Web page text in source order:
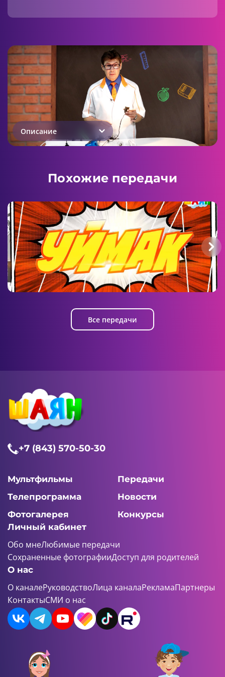
Описание
Похожие передачи
Все передачи
+7 (843) 570-50-30
Мультфильмы
Передачи
Телепрограмма
Новости
Фотогалерея
Конкурсы
Личный кабинет
Обо мнеЛюбимые передачи
Сохраненные фотографииДоступ для родителей
О нас
О каналеРуководствоЛица каналаРекламаПартнеры
КонтактыСМИ о нас